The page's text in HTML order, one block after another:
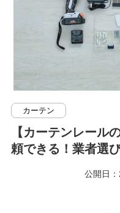
カーテン
【カーテンレール
頼できる！業者選
公開日